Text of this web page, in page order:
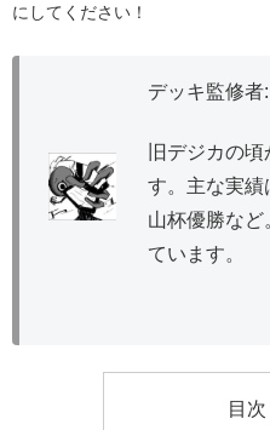
にしてください！
デッキ監修者:
旧デジカの
す。主な実績
山杯優勝など
ています。
目次